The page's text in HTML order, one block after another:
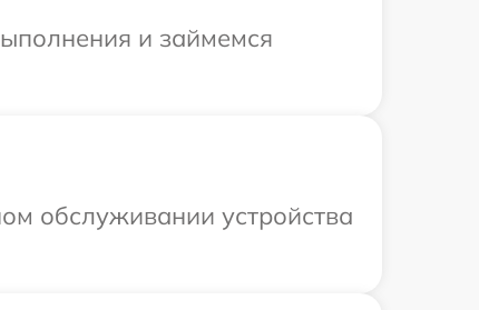
и займемся
обслуживании устройства